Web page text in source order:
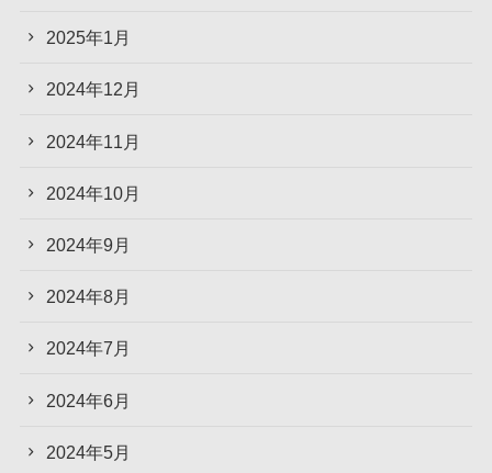
2025年1月
2024年12月
2024年11月
2024年10月
2024年9月
2024年8月
2024年7月
2024年6月
2024年5月